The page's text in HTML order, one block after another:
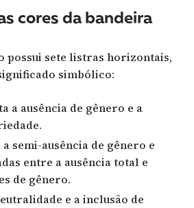
cores da bandeira
possui sete listras horizontais,
simbólico:
a ausência de gênero e a
semi-ausência de gênero e
entre a ausência total e
de gênero.
e a inclusão de